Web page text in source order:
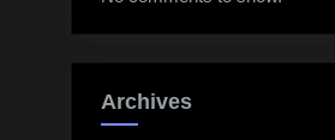
Archives